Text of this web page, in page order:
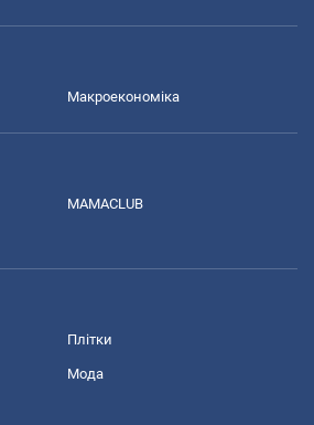
Макроекономіка
MAMACLUB
Плітки
Мода